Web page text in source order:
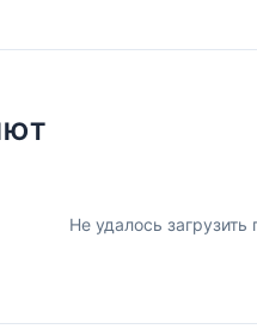
Не удалось загрузить